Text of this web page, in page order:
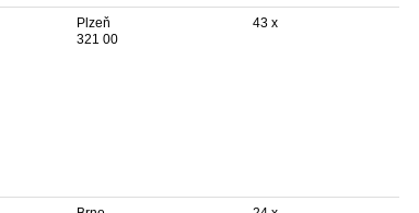
Plzeň
321 00
43 x